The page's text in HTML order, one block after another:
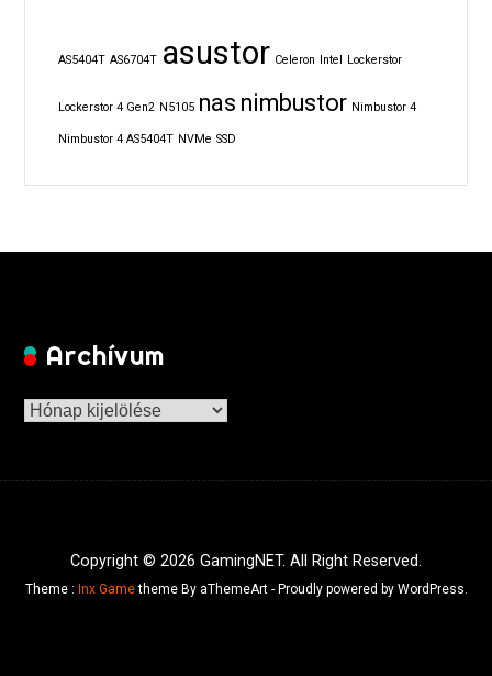
AS5404T AS6704T asustor Celeron Intel Lockerstor
Lockerstor 4 Gen2 N5105 nas nimbustor Nimbustor 4
Nimbustor 4 AS5404T NVMe SSD
Archívum
Archívum
Copyright © 2026 GamingNET. All Right Reserved.
Theme : Inx Gametheme By aThemeArt - Proudly powered by WordPress.